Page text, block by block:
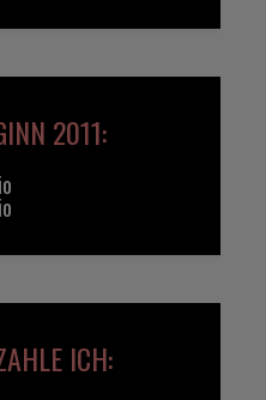
2011:
ICH: